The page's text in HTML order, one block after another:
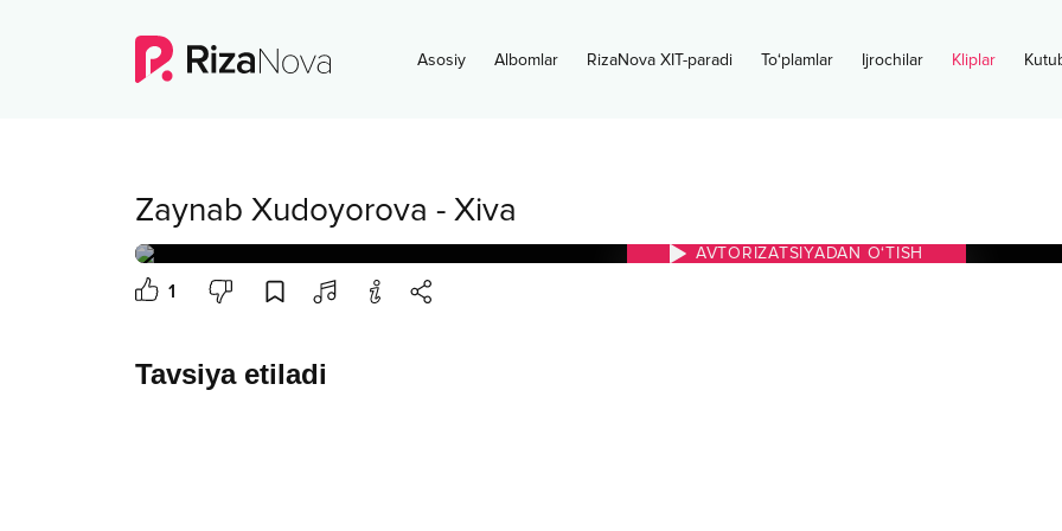
Asosiy Albomlar RizaNova XIT-paradi To‘plamlar Ijrochilar Kliplar
Zaynab Xudoyorova - Xiva
AVTORIZATSIYADAN O‘TISH
1
Tavsiya etiladi